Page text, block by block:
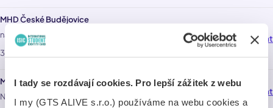
I tady se rozdávají cookies. Pro lepší zážitek z webu
I my (GTS ALIVE s.r.o.) používáme na webu cookies a
MHD České Budějovice
nám. Přemysla Otakara II. 2/2 , České Budějovice
370 01
106,0 km Navigovat
MHD České Budějovice
Novohradská 738/40 , České Budějovice 370 33
Navigovat